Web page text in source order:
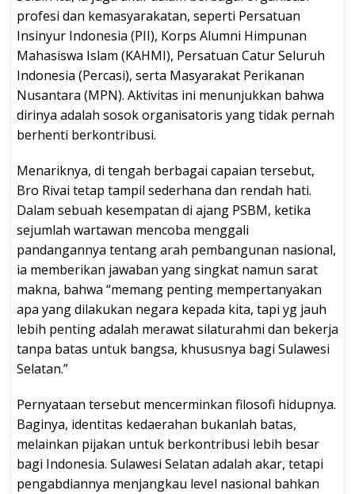
profesi dan kemasyarakatan, seperti Persatuan
Insinyur Indonesia (PII), Korps Alumni Himpunan
Mahasiswa Islam (KAHMI), Persatuan Catur Seluruh
Indonesia (Percasi), serta Masyarakat Perikanan
Nusantara (MPN). Aktivitas ini menunjukkan bahwa
dirinya adalah sosok organisatoris yang tidak pernah
berhenti berkontribusi.
Menariknya, di tengah berbagai capaian tersebut,
Bro Rivai tetap tampil sederhana dan rendah hati.
Dalam sebuah kesempatan di ajang PSBM, ketika
sejumlah wartawan mencoba menggali
pandangannya tentang arah pembangunan nasional,
ia memberikan jawaban yang singkat namun sarat
makna, bahwa “memang penting mempertanyakan
apa yang dilakukan negara kepada kita, tapi yg jauh
lebih penting adalah merawat silaturahmi dan bekerja
tanpa batas untuk bangsa, khususnya bagi Sulawesi
Selatan.”
Pernyataan tersebut mencerminkan filosofi hidupnya.
Baginya, identitas kedaerahan bukanlah batas,
melainkan pijakan untuk berkontribusi lebih besar
bagi Indonesia. Sulawesi Selatan adalah akar, tetapi
pengabdiannya menjangkau level nasional bahkan